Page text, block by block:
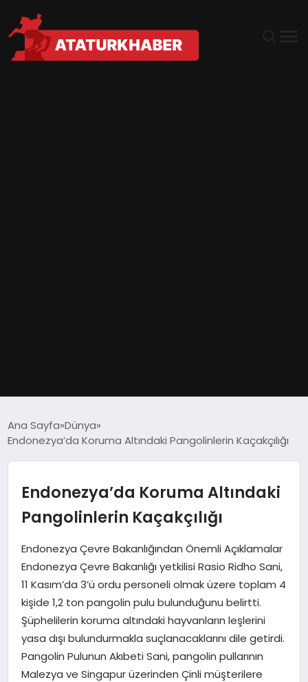
EĞITIM
EKONOMI
MAGAZIN
SAĞLIK
SIYASET
SPOR
Ana Sayfa Dünya
Endonezya’da Koruma Altındaki Pangolinlerin Kaçakçılığı
Endonezya’da Koruma Altındaki
Pangolinlerin Kaçakçılığı
Endonezya Çevre Bakanlığından Önemli Açıklamalar
Endonezya Çevre Bakanlığı yetkilisi Rasio Ridho Sani,
11 Kasım’da 3’ü ordu personeli olmak üzere toplam 4
kişide 1,2 ton pangolin pulu bulunduğunu belirtti.
Şüphelilerin koruma altındaki hayvanların leşlerini
yasa dışı bulundurmakla suçlanacaklarını dile getirdi.
Pangolin Pulunun Akıbeti Sani, pangolin pullarının
Malezya ve Singapur üzerinden Çinli müşterilere